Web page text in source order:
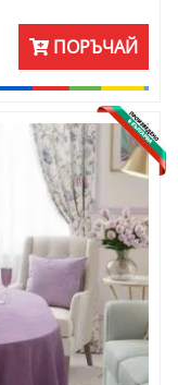
ПОРЪЧАЙ